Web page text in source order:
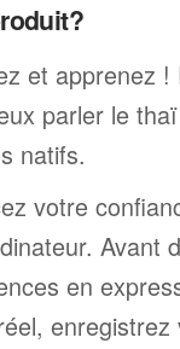
et apprenez
parler le
natifs.
votre
Avant
en